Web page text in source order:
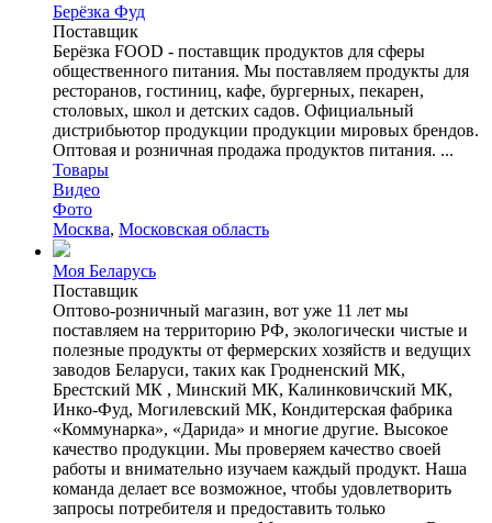
Берёзка Фуд
Поставщик
Берёзка FOOD - поставщик продуктов для сферы
общественного питания. Мы поставляем продукты для
ресторанов, гостиниц, кафе, бургерных, пекарен,
столовых, школ и детских садов. Официальный
дистрибьютор продукции продукции мировых брендов.
Оптовая и розничная продажа продуктов питания. ...
Товары
Видео
Фото
Москва, Московская область
Моя Беларусь
Поставщик
Оптово-розничный магазин, вот уже 11 лет мы
поставляем на территорию РФ, экологически чистые и
полезные продукты от фермерских хозяйств и ведущих
заводов Беларуси, таких как Гродненский МК,
Брестский МК , Минский МК, Калинковичский МК,
Инко-Фуд, Могилевский МК, Кондитерская фабрика
«Коммунарка», «Дарида» и многие другие. Высокое
качество продукции. Мы проверяем качество своей
работы и внимательно изучаем каждый продукт. Наша
команда делает все возможное, чтобы удовлетворить
запросы потребителя и предоставить только